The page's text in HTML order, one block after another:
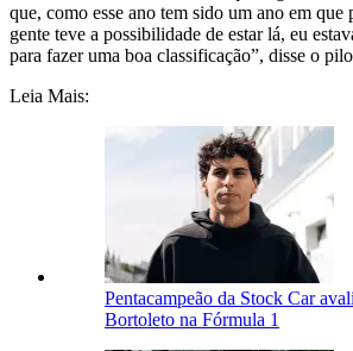
que, como esse ano tem sido um ano em que
gente teve a possibilidade de estar lá, eu
para fazer uma boa classificação”, disse o
Leia Mais:
Pentacampeão da Stock Car
Bortoleto na Fórmula 1